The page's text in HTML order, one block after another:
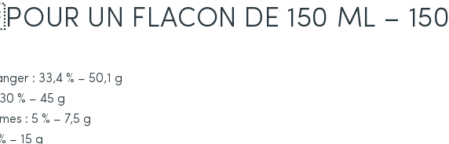
UN FLACON DE 150 ML – 150
: 33,4 % – 50,1 g
% – 45 g
: 5 % – 7,5 g
– 15 g